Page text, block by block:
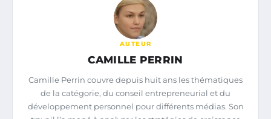
AUTEUR
CAMILLE PERRIN
Camille Perrin couvre depuis huit ans les thématiques
de la catégorie, du conseil entrepreneurial et du
développement personnel pour différents médias. Son